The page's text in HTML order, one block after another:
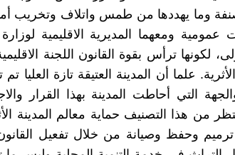
وما يهددها من طمس واتلاف وتخريب
ومعهما المديرية الاقليمية لوزارة
لكونها ترأس بقوة القانون اللجنة
علما أن المدينة العتيقة تازة العليا
التي أحاطت المدينة بهذا القرار
من هذا التصنيف حماية معالم المدينة
وحفظ وصيانة من خلال تفعيل